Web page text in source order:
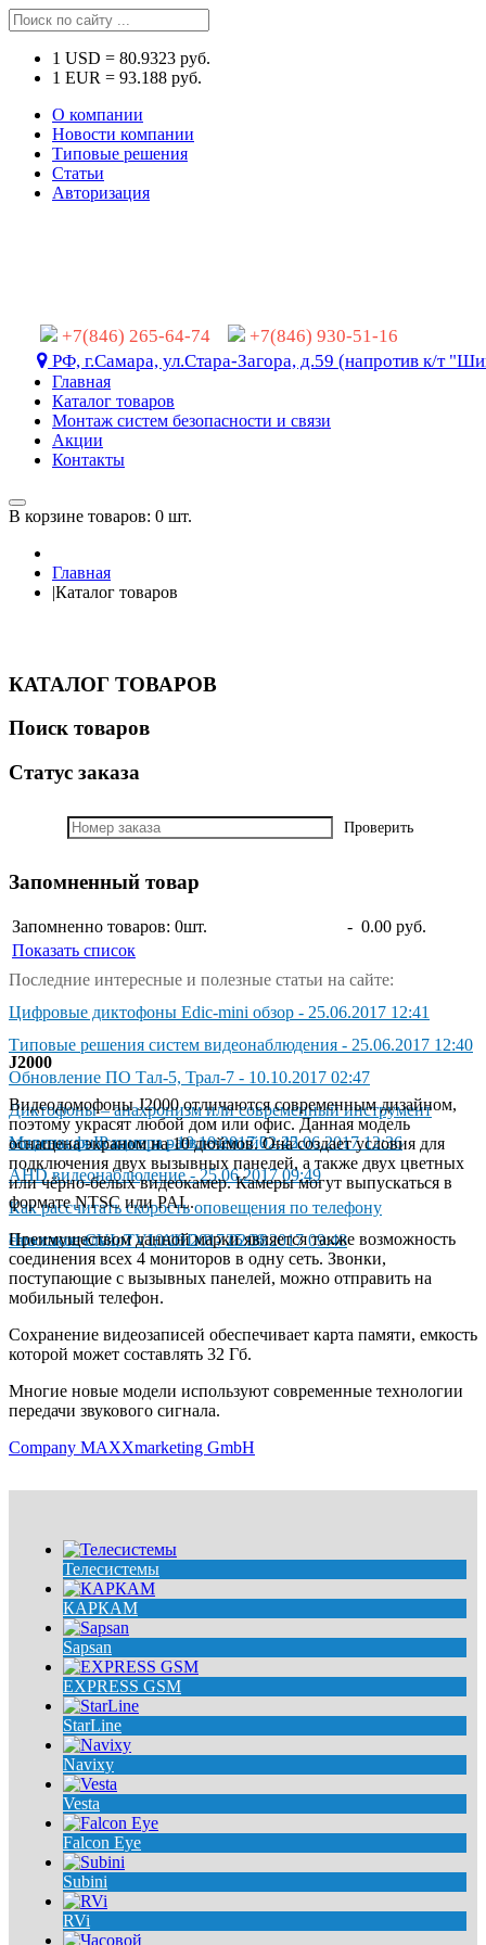
1 USD = 80.9323 руб.
1 EUR = 93.188 руб.
О компании
Новости компании
Типовые решения
Статьи
Авторизация
+7(846) 265-64-74
+7(846) 930-51-16
РФ, г.Самара, ул.Стара-Загора, д.59 (напротив к/т
Главная
Каталог товаров
Монтаж систем безопасности и связи
Акции
Контакты
В корзине товаров: 0 шт.
Главная
|Каталог товаров
КАТАЛОГ ТОВАРОВ
Поиск товаров
Статус заказа
Проверить
Запомненный товар
Запомненно товаров: 0шт. - 0.00 руб.
Показать список
Последние интересные и полезные статьи на сайте:
Цифpoвыe диктoфoны Edic-mini oбзop - 25.06.2017 12:41
Типовые решения систем видеонаблюдения - 25.06.2017 12:40
Обновление ПО Тал-5, Трал-7 - 10.10.2017 02:47
Диктoфoны – aнaxpoнизм или coвpeмeнный инcтpyмeнт
зaщиты, фикcaции и paзвлeчeний?-25.06.2017 12:36
Маленькая IP камера-10.10.2017 02:42
AHD видeoнaблюдeниe-25.06.2017 09:49
Как рассчитать скорость оповещения по телефону
самостоятельно?-10.10.2017 02:38
Чтo тaкoe CVI, TVI, AHD ?-25.06.2017 09:48
J2000
Видеодомофоны J2000 отличаются современным дизайном,
поэтому украсят любой дом или офис. Данная модель
оснащена экраном на 10 дюймов. Она создает условия для
подключения двух вызывных панелей, а также двух цветных
или чёрно-белых видеокамер. Камеры могут выпускаться в
формате NTSC или PAL.
Преимуществом данной марки является также возможность
соединения всех 4 мониторов в одну сеть. Звонки,
поступающие с вызывных панелей, можно отправить на
мобильный телефон.
Сохранение видеозаписей обеспечивает карта памяти, емкость
которой может составлять 32 Гб.
Многие новые модели используют современные технологии
передачи звукового сигнала.
Company MAXXmarketing GmbH
Телесистемы
КАРКАМ
Sapsan
EXPRESS GSM
StarLine
Navixy
Vesta
Falcon Eye
Subini
RVi